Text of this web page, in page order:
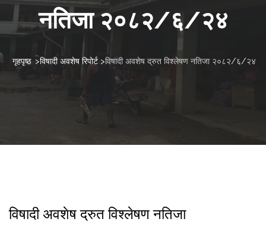
नतिजा २०८२/६/२४
गृहपृष्ठ >विषादी अवशेष रिपोर्ट>विषादी अवशेष द्रुत विश्लेषण नतिजा २०८२/६/२४
विषादी अवशेष द्रुत विश्लेषण नतिजा